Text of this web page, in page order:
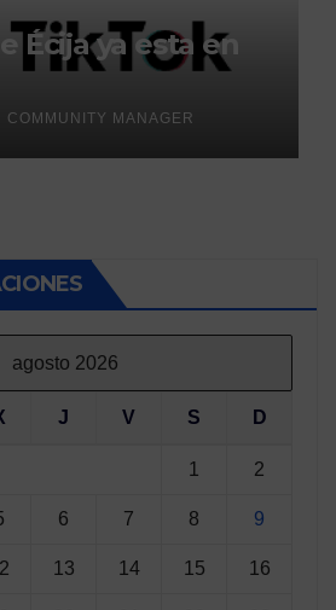
Écija ya esta en
COMMUNITY MANAGER
agosto 2026
J V S D
1 2
6 7 8 9
13 14 15 16